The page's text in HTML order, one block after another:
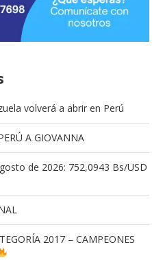
volverá a abrir en Perú
A GIOVANNA
de 2026: 752,0943 Bs/USD
2017 – CAMPEONES